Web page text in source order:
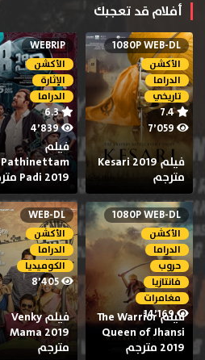
أفلام قد تعجبك
1080P WEB-DL
الأكشن
الدراما
تاريخي
7.4
فيلم Kesari 2019
مترجم
WEBRIP
الأكشن
الإثارة
الدراما
6.3
4٬839
فيلم
Pathinettam
Padi 2019 مترجم
1080P WEB-DL
الأكشن
الدراما
حروب
فانتازيا
مغامرات
14٬169
فيلم The Warrior
Queen of Jhansi
2019 مترجم
WEB-DL
الأكشن
الدراما
الكوميديا
8٬405
فيلم Venky
Mama 2019
مترجم